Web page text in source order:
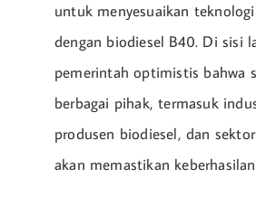
untuk menyesuaikan
dengan biodiesel B40. Di sisi
pemerintah optimistis bahwa
berbagai pihak, termasuk
produsen biodiesel, dan
akan memastikan